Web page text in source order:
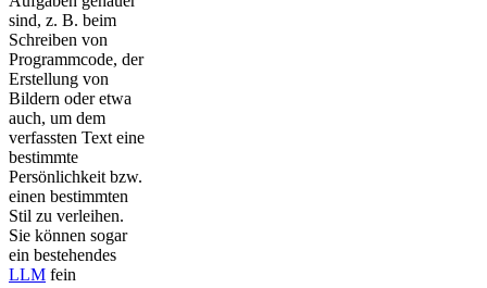
sind, z. B. beim
Schreiben von
Programmcode, der
Erstellung von
Bildern oder etwa
auch, um dem
verfassten Text eine
bestimmte
Persönlichkeit bzw.
einen bestimmten
Stil zu verleihen.
Sie können sogar
ein bestehendes
LLM fein